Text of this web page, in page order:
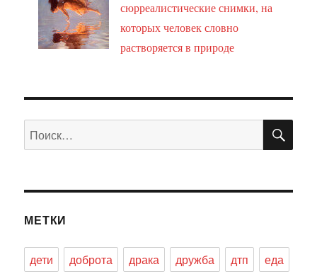
сюрреалистические снимки, на
которых человек словно
растворяется в природе
Искать:
МЕТКИ
дети доброта драка дружба дтп
еда